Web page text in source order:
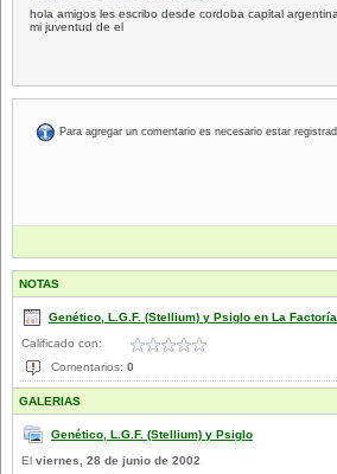
hola amigos les escribo desde cordoba capital
mi juventud de el
Para agregar un comentario es necesario estar
NOTAS
Genético, L.G.F. (Stellium) y Psiglo en La Factoría
Calificado con:
Comentarios: 0
GALERIAS
Genético, L.G.F. (Stellium) y Psiglo
El viernes, 28 de junio de 2002